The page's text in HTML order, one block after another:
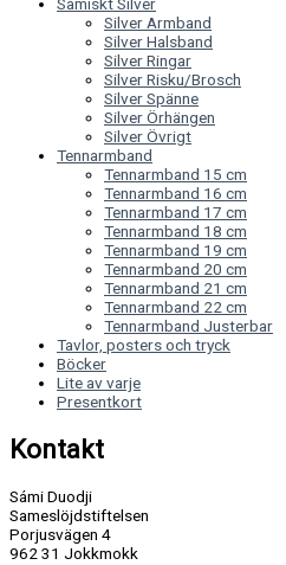
Silver Armband
Silver Halsband
Silver Ringar
Silver Risku/Brosch
Silver Spänne
Silver Örhängen
Silver Övrigt
Tennarmband
Tennarmband 15 cm
Tennarmband 16 cm
Tennarmband 17 cm
Tennarmband 18 cm
Tennarmband 19 cm
Tennarmband 20 cm
Tennarmband 21 cm
Tennarmband 22 cm
Tennarmband Justerbar
Tavlor, posters och tryck
Böcker
Lite av varje
Presentkort
Kontakt
Sámi Duodji
Sameslöjdstiftelsen
Porjusvägen 4
962 31 Jokkmokk